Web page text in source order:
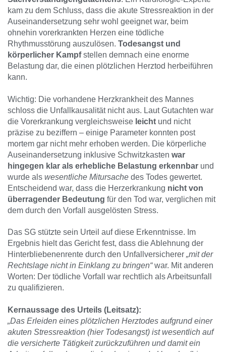
kam zu dem Schluss, dass die akute Stressreaktion in der
Auseinandersetzung sehr wohl geeignet war, beim
ohnehin vorerkrankten Herzen eine tödliche
Rhythmusstörung auszulösen. Todesangst und
körperlicher Kampfstellen demnach eine enorme
Belastung dar, die einen plötzlichen Herztod herbeiführen
kann.
Wichtig: Die vorhandene Herzkrankheit des Mannes
schloss die Unfallkausalität nicht aus. Laut Gutachten war
die Vorerkrankung vergleichsweise leicht und nicht
präzise zu beziffern – einige Parameter konnten post
mortem gar nicht mehr erhoben werden. Die körperliche
Auseinandersetzung inklusive Schwitzkasten war
hingegen klar als erhebliche Belastung erkennbar und
wurde als wesentliche Mitursache des Todes gewertet.
Entscheidend war, dass die Herzerkrankung nicht von
überragender Bedeutung für den Tod war, verglichen mit
dem durch den Vorfall ausgelösten Stress.
Das SG stützte sein Urteil auf diese Erkenntnisse. Im
Ergebnis hielt das Gericht fest, dass die Ablehnung der
Hinterbliebenenrente durch den Unfallversicherer „mit der
Rechtslage nicht in Einklang zu bringen“war. Mit anderen
Worten: Der tödliche Vorfall war rechtlich als Arbeitsunfall
zu qualifizieren.
Kernaussage des Urteils (Leitsatz):
„Das Erleiden eines plötzlichen Herztodes aufgrund einer
akuten Stressreaktion (hier Todesangst) ist wesentlich auf
die versicherte Tätigkeit zurückzuführen und damit ein